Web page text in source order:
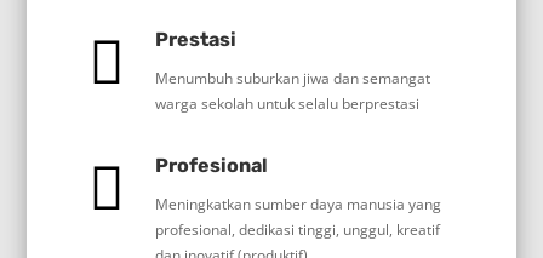
Prestasi
Menumbuh suburkan jiwa dan semangat
warga sekolah untuk selalu berprestasi
Profesional
Meningkatkan sumber daya manusia yang
profesional, dedikasi tinggi, unggul, kreatif